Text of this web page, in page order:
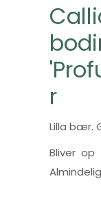
r
Lilla bær.
Bliver op